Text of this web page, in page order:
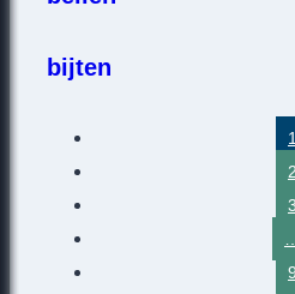
bijten
1
2
3
9